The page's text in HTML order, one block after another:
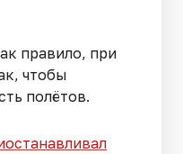
правило, при
чтобы
полётов.